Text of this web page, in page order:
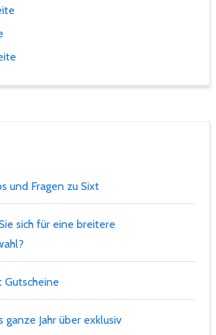
und Fragen zu Sixt
sich für eine breitere
Gutscheine
ganze Jahr über exklusiv